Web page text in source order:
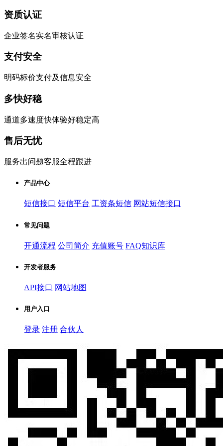
资质认证
企业签名实名审核认证
支付安全
明码标价支付及信息安全
多快好稳
通道多速度快体验好稳定高
售后无忧
服务出问题客服全程跟进
产品中心
短信接口 短信平台 工资条短信 网站短信接口
常见问题
开通流程 公司简介 充值账号 FAQ知识库
开发者服务
API接口 网站地图
用户入口
登录 注册 合伙人